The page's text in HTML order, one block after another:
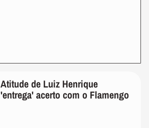
Atitude de Luiz Henrique
'entrega' acerto com o Flamengo